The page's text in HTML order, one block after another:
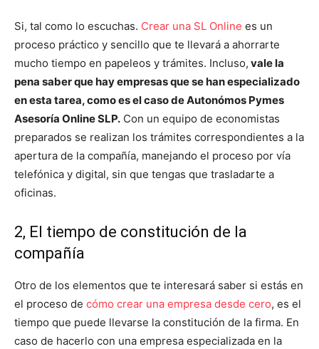
Si, tal como lo escuchas. Crear una SL Online es un
proceso práctico y sencillo que te llevará a ahorrarte
mucho tiempo en papeleos y trámites. Incluso, vale la
pena saber que hay empresas que se han especializado
en esta tarea, como es el caso de Autonómos Pymes
Asesoría Online SLP. Con un equipo de economistas
preparados se realizan los trámites correspondientes a la
apertura de la compañía, manejando el proceso por vía
telefónica y digital, sin que tengas que trasladarte a
oficinas.
2, El tiempo de constitución de la
compañía
Otro de los elementos que te interesará saber si estás en
el proceso de cómo crear una empresa desde cero, es el
tiempo que puede llevarse la constitución de la firma. En
caso de hacerlo con una empresa especializada en la